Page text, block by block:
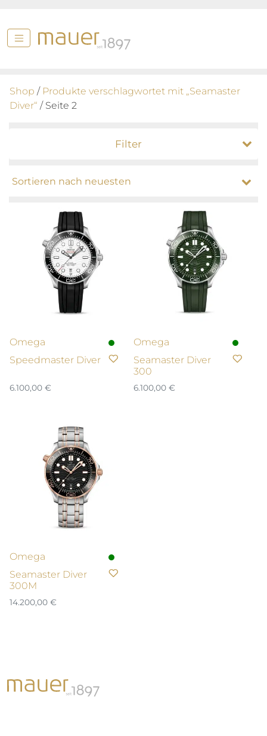
Shop / Produkte verschlagwortet mit „Seamaster
Diver“ / Seite 2
Filter
Omega
Speedmaster Diver
6.100,00 €
Omega
Seamaster Diver
300
6.100,00 €
Omega
Seamaster Diver
300M
14.200,00 €